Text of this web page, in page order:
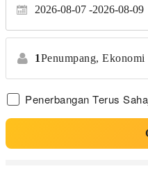
2026-08-07 2026-08-09
1Penumpang, Ekonomi
Penerbangan Terus